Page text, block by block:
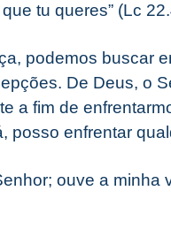
tu queres” (Lc
podemos buscar
De Deus, o
a fim de
posso enfrentar
ouve a minha